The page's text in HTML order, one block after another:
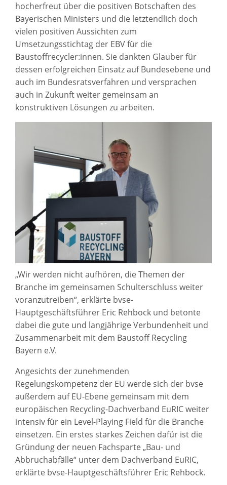
hocherfreut über die positiven Botschaften des
Bayerischen Ministers und die letztendlich doch
vielen positiven Aussichten zum
Umsetzungsstichtag der EBV für die
Baustoffrecycler:innen. Sie dankten Glauber für
dessen erfolgreichen Einsatz auf Bundesebene und
auch im Bundesratsverfahren und versprachen
auch in Zukunft weiter gemeinsam an
konstruktiven Lösungen zu arbeiten.
„Wir werden nicht aufhören, die Themen der
Branche im gemeinsamen Schulterschluss weiter
voranzutreiben“, erklärte bvse-
Hauptgeschäftsführer Eric Rehbock und betonte
dabei die gute und langjährige Verbundenheit und
Zusammenarbeit mit dem Baustoff Recycling
Bayern e.V.
Angesichts der zunehmenden
Regelungskompetenz der EU werde sich der bvse
außerdem auf EU-Ebene gemeinsam mit dem
europäischen Recycling-Dachverband EuRIC weiter
intensiv für ein Level-Playing Field für die Branche
einsetzen. Ein erstes starkes Zeichen dafür ist die
Gründung der neuen Fachsparte „Bau- und
Abbruchabfälle“ unter dem Dachverband EuRIC,
erklärte bvse-Hauptgeschäftsführer Eric Rehbock.